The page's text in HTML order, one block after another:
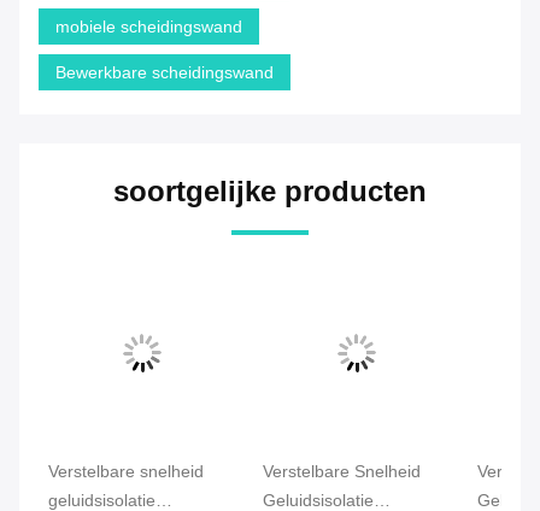
mobiele scheidingswand
Bewerkbare scheidingswand
soortgelijke producten
Verstelbare snelheid
geluidsisolatie
Verstelbare Snelheid
Geluidsisolatie